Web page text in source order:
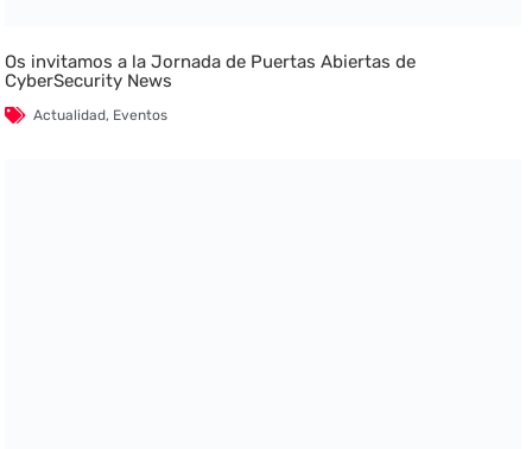
Os invitamos a la Jornada de Puertas Abiertas de
CyberSecurity News
Actualidad, Eventos